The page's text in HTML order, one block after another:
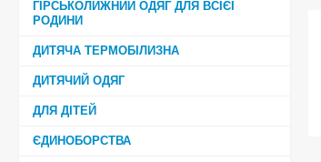
ГІРСЬКОЛИЖНИЙ ОДЯГ ДЛЯ ВСІЄЇ
РОДИНИ
ДИТЯЧА ТЕРМОБІЛИЗНА
ДИТЯЧИЙ ОДЯГ
ДЛЯ ДІТЕЙ
ЄДИНОБОРСТВА